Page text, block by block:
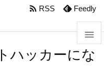


 RSS Feedly
ハッカーにな